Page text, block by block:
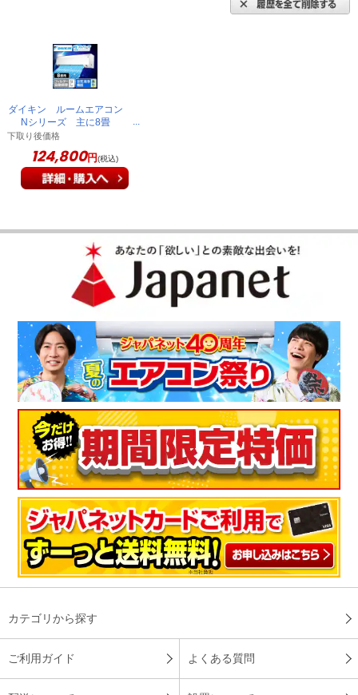
ダイキン ルームエアコン
Nシリーズ 主に8畳
AJT256ANS-W
下取り後価格
124,800円(税込)
カテゴリから探す
ご利用ガイド よくある質問